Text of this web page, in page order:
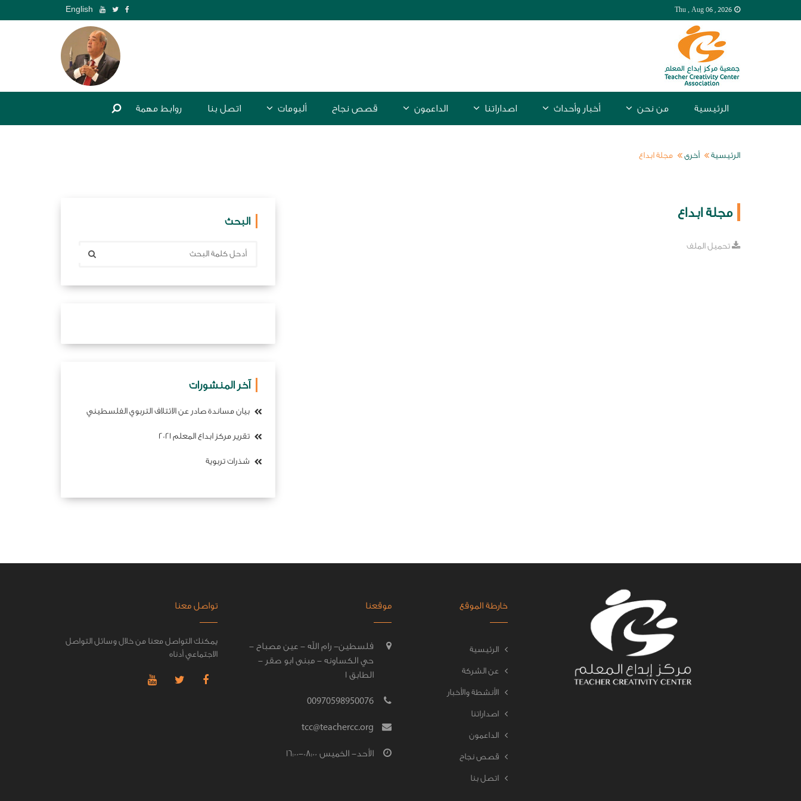
Thu , Aug 06 , 2026
English
الرئيسية من نحن أخبار وأحداث اصداراتنا الداعمون قصص نجاح ألبومات اتصل بنا روابط مهمة
الرئيسية أخرى مجلة ابداع
مجلة ابداع
البحث
آخر المنشورات
بيان مساندة صادر عن الائتلاف التربوي الفلسطيني
تقرير مركز ابداع المعلم 2021
شذرات تربوية
خارطة الموقع
الرئيسية
عن الشركة
الأنشطة والأخبار
اصداراتنا
الداعمون
قصص نجاح
اتصل بنا
موقعنا
فلسطين- رام الله - عين مصباح -
حي الكساونه - مبنى ابو صقر -
الطابق 1
00970598950076
tcc@teachercc.org
الأحد- الخميس 08:00-16:00
تواصل معنا
يمكنك التواصل معنا من خلال وسائل التواصل
الاجتماعي أدناه